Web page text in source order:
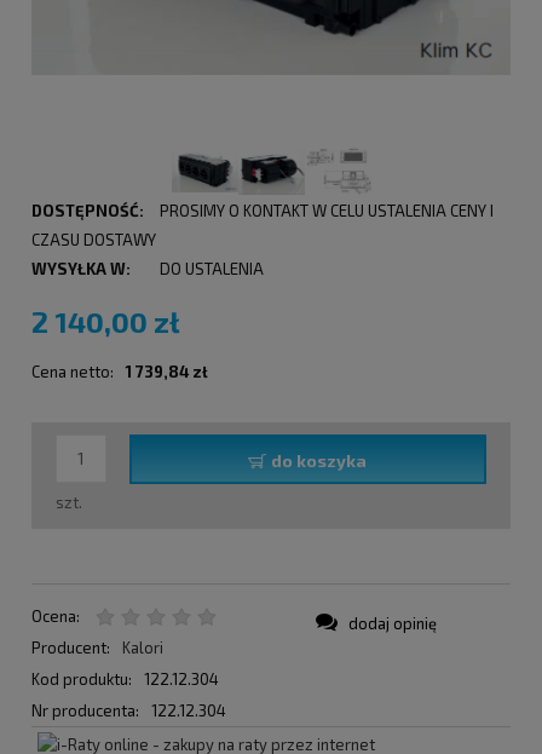
DOSTĘPNOŚĆ:
PROSIMY O KONTAKT W CELU USTALENIA CENY I
CZASU DOSTAWY
WYSYŁKA W:
DO USTALENIA
2 140,00 zł
Cena netto: 1 739,84 zł
szt.
do koszyka
Ocena:
Producent:
Kalori
Kod produktu:
122.12.304
Nr producenta:
122.12.304
dodaj opinię